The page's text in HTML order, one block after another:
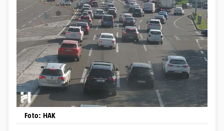
Foto: HAK